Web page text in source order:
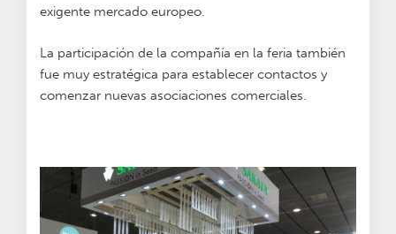
exigente mercado europeo.
La participación de la compañía en la feria también
fue muy estratégica para establecer contactos y
comenzar nuevas asociaciones comerciales.